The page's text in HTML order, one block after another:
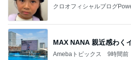
クロオフィシャルブログ
MAX NANA 親近感わく
Amebaトピックス 9時間前